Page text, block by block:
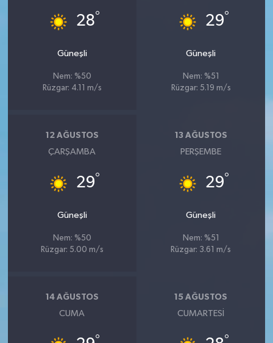
28°
Güneşli
Nem: %50
Rüzgar: 4.11 m/s
29°
Güneşli
Nem: %51
Rüzgar: 5.19 m/s
12 AĞUSTOS
ÇARŞAMBA
29°
Güneşli
Nem: %50
Rüzgar: 5.00 m/s
13 AĞUSTOS
PERŞEMBE
29°
Güneşli
Nem: %51
Rüzgar: 3.61 m/s
14 AĞUSTOS
CUMA
°
15 AĞUSTOS
CUMARTESI
°